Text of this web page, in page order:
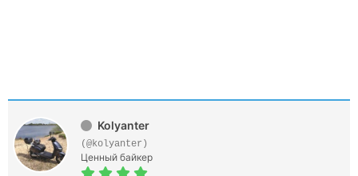
Kolyanter
(@kolyanter)
Ценный байкер